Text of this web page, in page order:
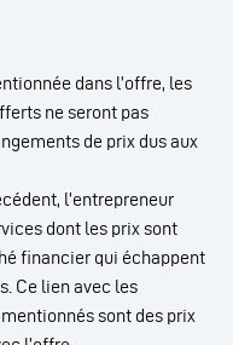
dans l’offre, les
ne seront pas
de prix dus aux
l’entrepreneur
dont les prix sont
financier qui échappent
Ce lien avec les
sont des prix